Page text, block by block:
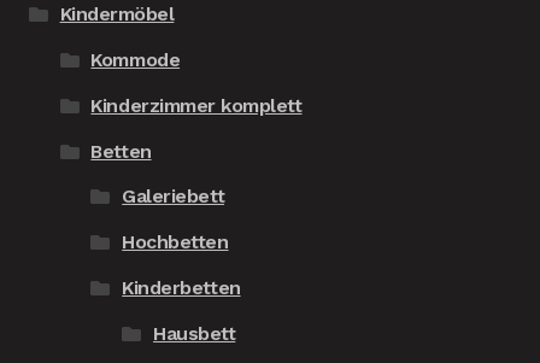
Kindermöbel
Kommode
Kinderzimmer komplett
Betten
Galeriebett
Hochbetten
Kinderbetten
Hausbett